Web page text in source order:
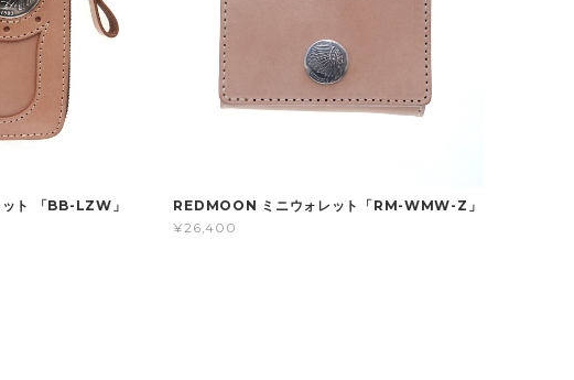
ト 「BB-LZW」
REDMOON ミニウォレット「RM-WMW-Z」
¥26,400